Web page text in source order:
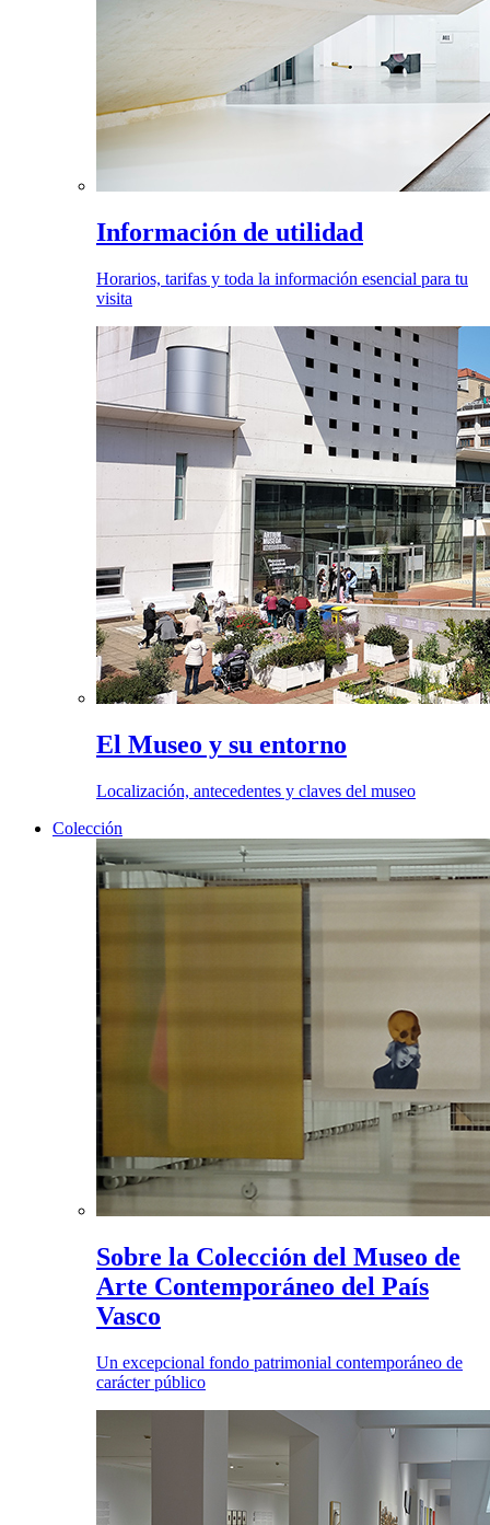
Información de utilidad
Horarios, tarifas y toda la información esencial para tu
visita
El Museo y su entorno
Localización, antecedentes y claves del museo
Colección
Sobre la Colección del Museo de
Arte Contemporáneo del País
Vasco
Un excepcional fondo patrimonial contemporáneo de
carácter público